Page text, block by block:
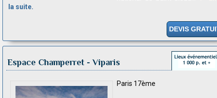
la suite.
DEVIS
Espace Champerret - Viparis
Paris 17ème